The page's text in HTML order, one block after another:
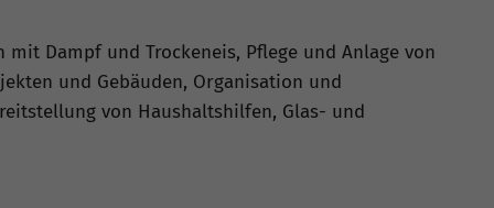
Dampf und Trockeneis, Pflege und Anlage von
und Gebäuden, Organisation und
von Haushaltshilfen, Glas- und